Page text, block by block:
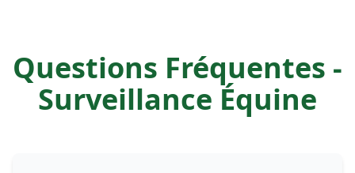
Questions Fréquentes -
Surveillance Équine